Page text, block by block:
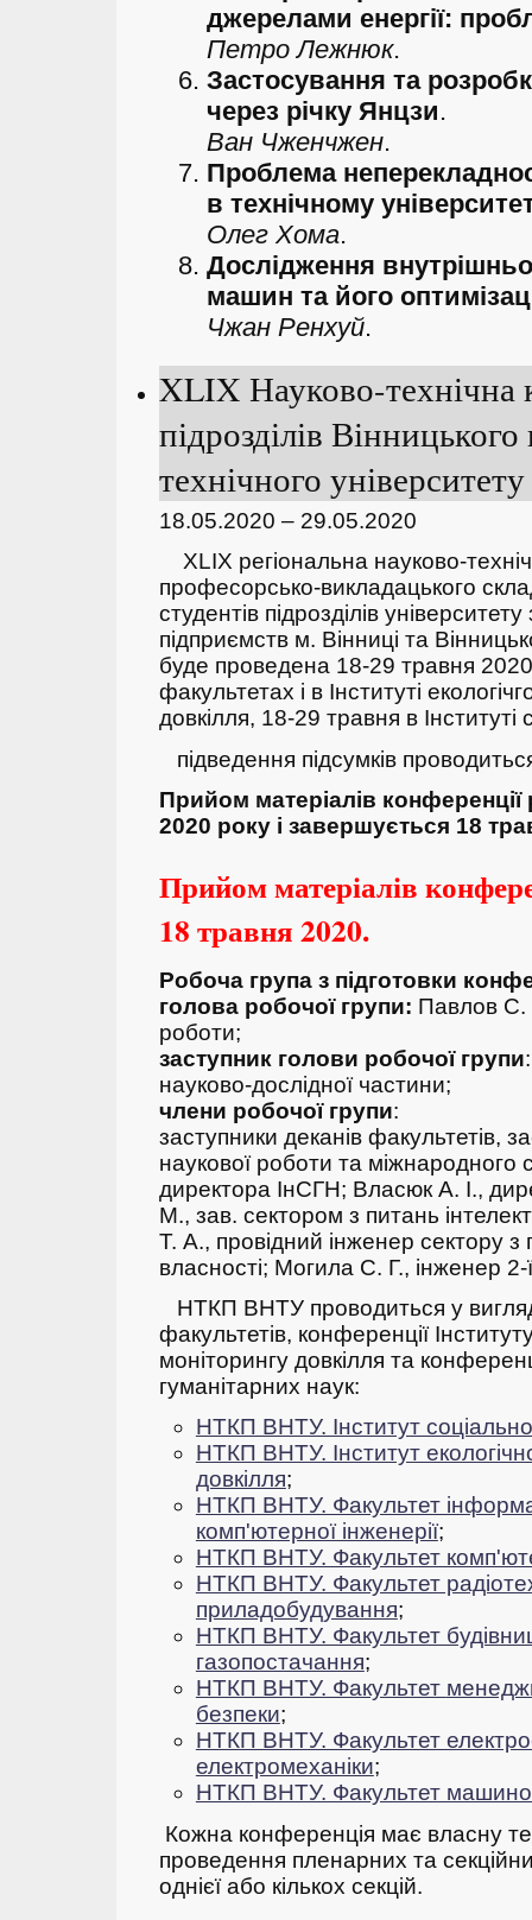
джерелами енергії:
Петро Лежнюк.
Застосування та
через річку Янцзи.
Ван Чженчжен.
Проблема
в технічному
Олег Хома.
Дослідження
машин та його
Чжан Ренхуй.
XLIX Науково-технічна
підрозділів
технічного
18.05.2020 – 29.05.2020
ХLIX регіональна науково-
професорсько-викладацького
студентів підрозділів
підприємств м. Вінниці та
буде проведена 18-29 травня
факультетах і в Інституті
довкілля, 18-29 травня в
підведення підсумків
Прийом матеріалів
2020 року і завершується 18
Прийом матеріалів
18 травня 2020.
Робоча група з підготовки
голова робочої групи: Павлов С.
роботи;
заступник голови робочої групи
науково-дослідної частини;
члени робочої групи:
заступники деканів факультетів,
наукової роботи та міжнародного
директора ІнСГН; Власюк А. І.,
М., зав. сектором з питань
Т. А., провідний інженер сектору з
власності; Могила С. Г., інженер 2-
НТКП ВНТУ проводиться у
факультетів, конференції
моніторингу довкілля та
гуманітарних наук:
НТКП ВНТУ. Інститут
НТКП ВНТУ. Інститут
довкілля;
НТКП ВНТУ. Факультет
комп'ютерної інженерії;
НТКП ВНТУ. Факультет
НТКП ВНТУ. Факультет
приладобудування;
НТКП ВНТУ. Факультет
газопостачання;
НТКП ВНТУ. Факультет
безпеки;
НТКП ВНТУ. Факультет
електромеханіки;
НТКП ВНТУ. Факультет
Кожна конференція має власну
проведення пленарних та
однієї або кількох секцій.